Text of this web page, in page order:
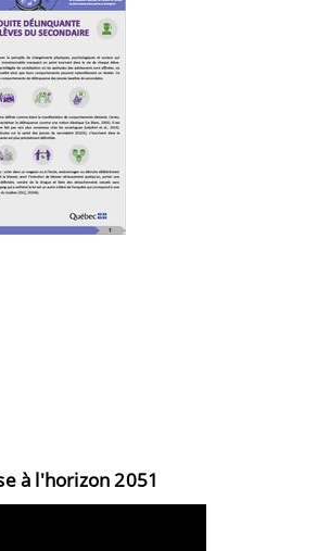
à l'horizon 2051